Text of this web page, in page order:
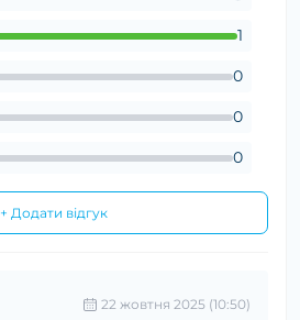
1
0
0
0
+ Додати відгук
22 жовтня 2025 (10:50)